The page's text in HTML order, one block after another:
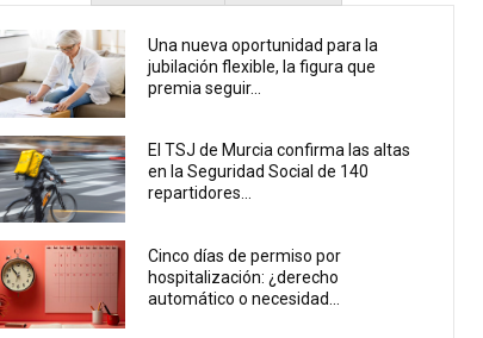
Una nueva oportunidad para la
jubilación flexible, la figura que
premia seguir...
El TSJ de Murcia confirma las altas
en la Seguridad Social de 140
repartidores...
Cinco días de permiso por
hospitalización: ¿derecho
automático o necesidad...